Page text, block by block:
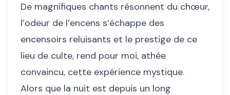
De magnifiques chants résonnent du chœur,
l’odeur de l’encens s’échappe des
encensoirs reluisants et le prestige de ce
lieu de culte, rend pour moi, athée
convaincu, cette expérience mystique.
Alors que la nuit est depuis un long